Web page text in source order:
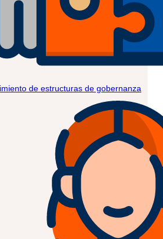
de estructuras de gobernanza